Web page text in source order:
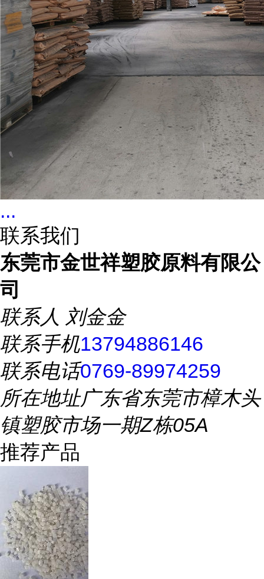
...
联系我们
东莞市金世祥塑胶原料有限公
司
联系人 刘金金
联系手机13794886146
联系电话0769-89974259
所在地址广东省东莞市樟木头
镇塑胶市场一期Z栋05A
推荐产品